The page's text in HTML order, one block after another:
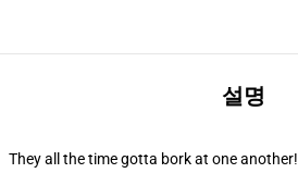
설명
They all the time gotta bork at one another!